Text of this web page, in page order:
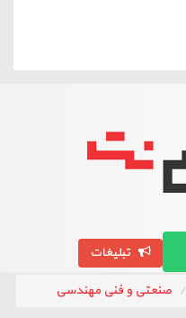
تبلیغات
صنعتی و فنی مهندسی